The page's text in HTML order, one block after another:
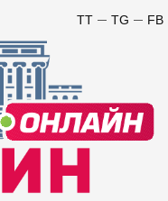
FB
TG
TT